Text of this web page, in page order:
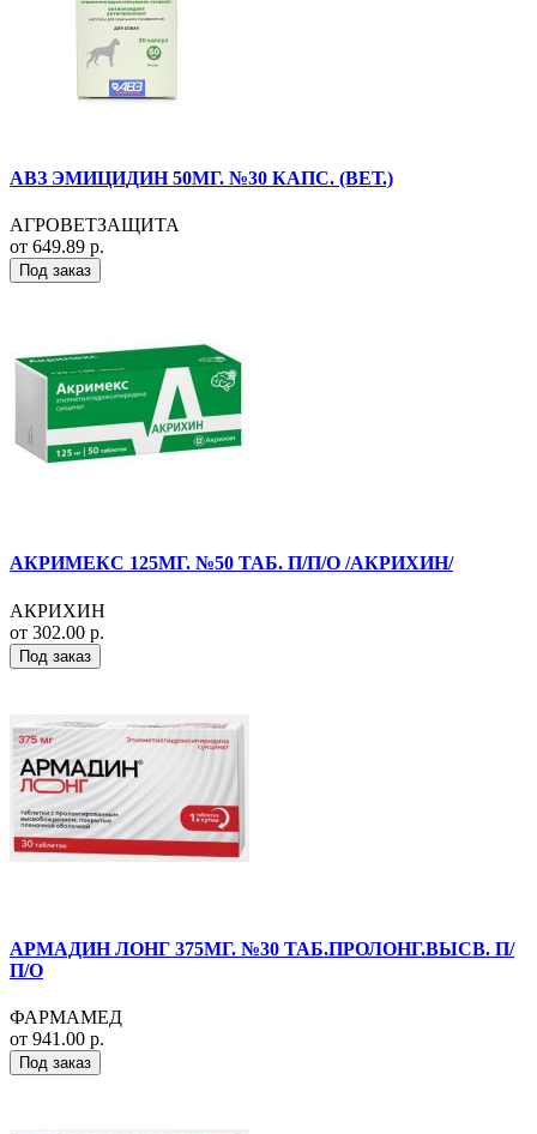
АВЗ ЭМИЦИДИН 50МГ. №30 КАПС. (ВЕТ.)
АГРОВЕТЗАЩИТА
от 649.89 р.
Под заказ
АКРИМЕКС 125МГ. №50 ТАБ. П/П/О /АКРИХИН/
АКРИХИН
от 302.00 р.
Под заказ
АРМАДИН ЛОНГ 375МГ. №30 ТАБ.ПРОЛОНГ.ВЫСВ. П/
П/О
ФАРМАМЕД
от 941.00 р.
Под заказ